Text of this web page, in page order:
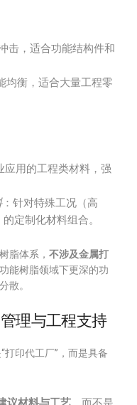
击，适合功能结构件和
均衡，适合大量工程零
应用的工程类材料，强
：针对特殊工况（高
定制化材料组合。
脂体系， 不涉及金属打
能树脂领域下更深的功
散。
理与工程支持
打印代工厂”，而是具备